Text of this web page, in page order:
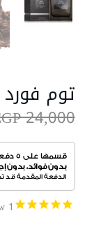
توم فورد
24,000
1
Review